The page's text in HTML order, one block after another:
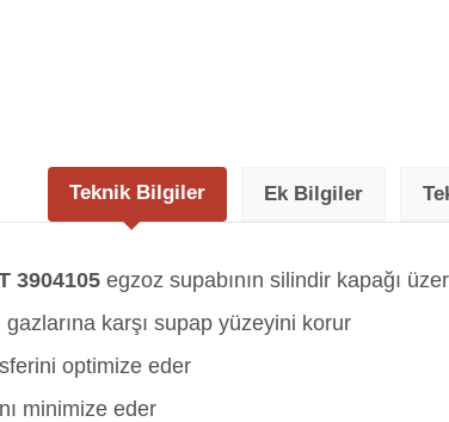
Teknik Bilgiler Ek Bilgiler
3904105 egzoz supabının silindir kapağı
karşı supap yüzeyini korur
optimize eder
minimize eder